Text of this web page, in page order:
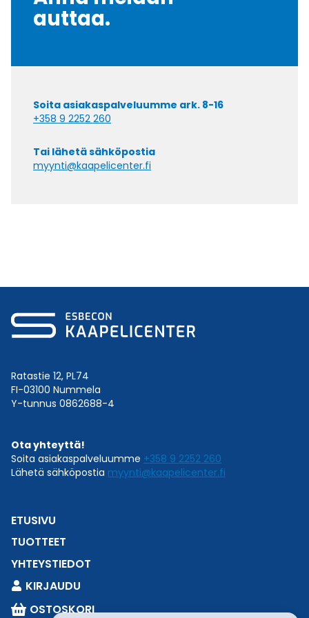
auttaa.
Soita asiakaspalveluumme ark. 8-16
+358 9 2252 260
Tai lähetä sähköpostia
myynti@kaapelicenter.fi
Ratastie 12, PL74
FI-03100 Nummela
Y-tunnus 0862688-4
Ota yhteyttä!
Soita asiakaspalveluumme +358 9 2252 260
Lähetä sähköpostia myynti@kaapelicenter.fi
ETUSIVU
TUOTTEET
YHTEYSTIEDOT
KIRJAUDU
OSTOSKORI